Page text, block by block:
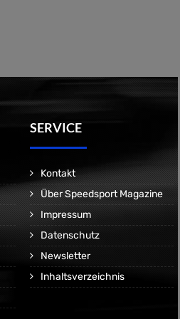
SERVICE
Kontakt
Über Speedsport Magazine
Impressum
Datenschutz
Newsletter
Inhaltsverzeichnis